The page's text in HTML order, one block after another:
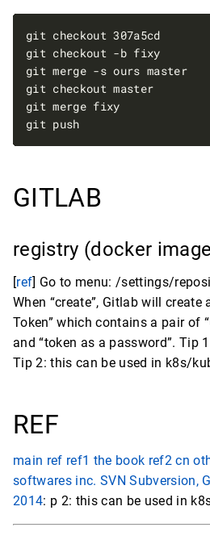
git checkout
git checkout -b
git merge -s ours
git checkout
git merge
git
GITLAB
registry (docker
[ref] Go to menu: /settings/
When “create”, Gitlab will create
Token” which contains a pair of
and “token as a password”. Tip
Tip 2: this can be used in k8s/
REF
main ref ref1 the book ref2 cn
softwares inc. SVN Subversion,
2014: p 2: this can be used in